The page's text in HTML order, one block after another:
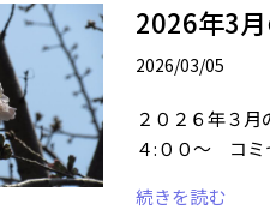
2026年3月
2026/03/05
２０２６年
４:００～ コ
続きを読む